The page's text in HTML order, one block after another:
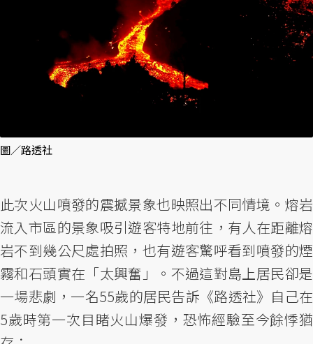
圖／路透社
此次火山噴發的震撼景象也映照出不同情境。熔岩
流入市區的景象吸引遊客特地前往，有人在距離熔
岩不到幾公尺處拍照，也有遊客驚呼看到噴發的煙
霧和石頭實在「太興奮」。不過這對島上居民卻是
一場悲劇，一名55歲的居民告訴《路透社》自己在
5歲時第一次目睹火山爆發，恐怖經驗至今餘悸猶